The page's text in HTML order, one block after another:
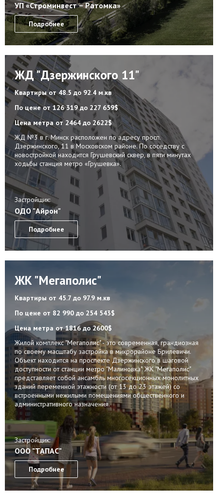
УП «Строминвест – Ратомка»
Подробнее
ЖД "Дзержинского 11"
Квартирыот 48.5 до 92.4 м.кв
По ценеот 126 319 до 227 659$
Цена метра от 2464 до 2622$
ЖД №3 в г. Минск расположен по адресу просп.
Дзержинского, 11 в Московском районе. По соседству с
новостройкой находится Грушевский сквер, в пяти минутах
ходьбы станция метро «Грушевка».
Застройщик:
ОДО "Айрон"
Подробнее
ЖК "Мегаполис"
Квартиры от 45.7 до 97.9 м.кв
По цене от 82 990 до 254 543$
Цена метра от 1816 до 2600$
Жилой комплекс "Мегаполис" - это современная, грандиозная
по своему масштабу застройка в микрорайоне Брилевичи.
Объект находится на проспекте Дзержинского в шаговой
доступности от станции метро "Малиновка". ЖК "Мегаполис"
представляет собой ансамбль многосекционных монолитных
зданий переменной этажности (от 13 до 23 этажей) со
встроенными нежилыми помещениями общественного и
административного назначения.
Застройщик:
ООО "ТАПАС"
Подробнее